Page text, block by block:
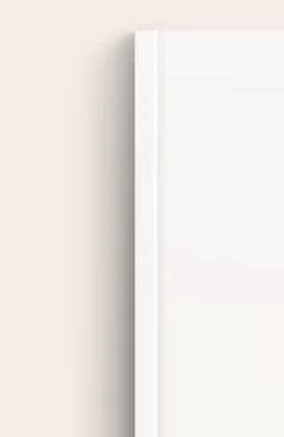
Ilmainen tervehdyskortti